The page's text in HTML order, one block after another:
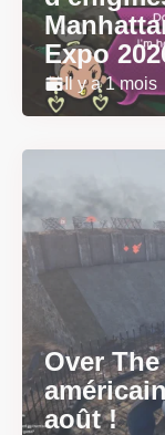
Expo
Il y a 1 mois
Over
août !